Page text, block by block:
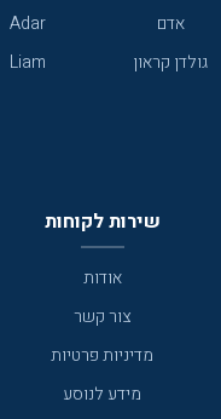
אדם
Adar
גולדן קראון
Liam
שירות לקוחות
אודות
צור קשר
מדיניות פרטיות
מידע לנוסע